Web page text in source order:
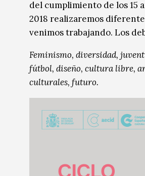
del cumplimiento de los 15
2018 realizaremos
venimos trabajando. Los
Feminismo, diversidad,
fútbol, diseño, cultura libre,
culturales, futuro.